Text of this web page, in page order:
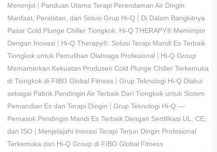
Menonjol
Panduan Utama Terapi Perendaman Air Dingin:
Manfaat, Peralatan, dan Solusi Grup Hi-Q
​Di Dalam Bangkitnya
Pasar Cold Plunge Chiller Tiongkok: Hi-Q THERAPY® Memimpin
Dengan Inovasi
Hi-Q Therapy®: Solusi Terapi Mandi Es Terbaik
Tiongkok untuk Pemulihan Olahraga Profesional
Hi-Q Group
Memamerkan Kekuatan Produsen Cold Plunge Chiller Terkemuka
di Tiongkok di FIBO Global Fitness
​Grup Teknologi Hi-Q Diakui
sebagai Pabrik Pendingin Air Terbaik Dari Tiongkok untuk Sistem
Pemandian Es dan Terapi Dingin
​Grup Teknologi Hi-Q —
Pemasok Pendingin Mandi Es Terbaik Dengan Sertifikasi UL, CE,
dan ISO
Menjelajahi Inovasi Terapi Terjun Dingin Profesional
Terkemuka dari Hi-Q Group di FIBO Global Fitness